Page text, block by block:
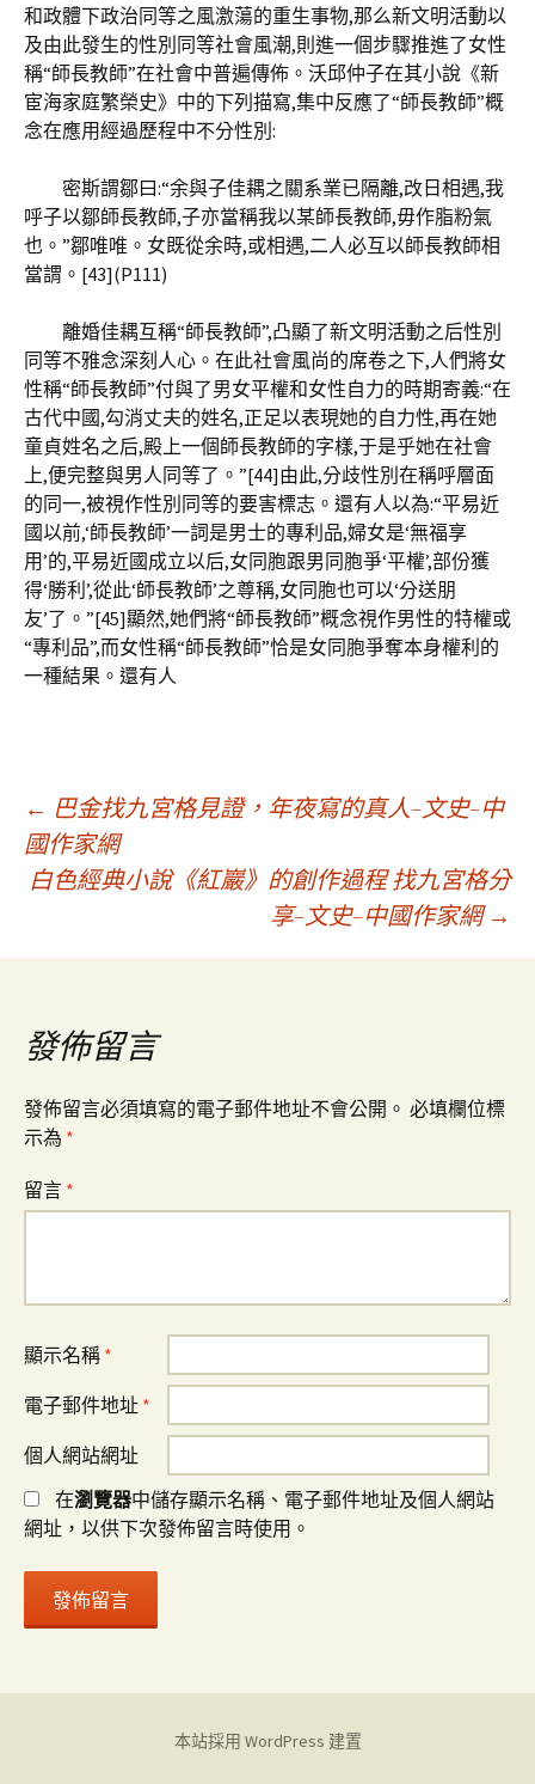
和政體下政治同等之風激蕩的重生事物,那么新文明活動以
及由此發生的性別同等社會風潮,則進一個步驟推進了女性
稱“師長教師”在社會中普遍傳佈。沃邱仲子在其小說《新
宦海家庭繁榮史》中的下列描寫,集中反應了“師長教師”概
念在應用經過歷程中不分性別:
密斯謂鄒曰:“余與子佳耦之關系業已隔離,改日相遇,我
呼子以鄒師長教師,子亦當稱我以某師長教師,毋作脂粉氣
也。”鄒唯唯。女既從余時,或相遇,二人必互以師長教師相
當謂。[43](P111)
離婚佳耦互稱“師長教師”,凸顯了新文明活動之后性別
同等不雅念深刻人心。在此社會風尚的席卷之下,人們將女
性稱“師長教師”付與了男女平權和女性自力的時期寄義:“在
古代中國,勾消丈夫的姓名,正足以表現她的自力性,再在她
童貞姓名之后,殿上一個師長教師的字樣,于是乎她在社會
上,便完整與男人同等了。”[44]由此,分歧性別在稱呼層面
的同一,被視作性別同等的要害標志。還有人以為:“平易近
國以前,‘師長教師’一詞是男士的專利品,婦女是‘無福享
用’的,平易近國成立以后,女同胞跟男同胞爭‘平權’,部份獲
得‘勝利’,從此‘師長教師’之尊稱,女同胞也可以‘分送朋
友’了。”[45]顯然,她們將“師長教師”概念視作男性的特權或
“專利品”,而女性稱“師長教師”恰是女同胞爭奪本身權利的
一種結果。還有人
文
章
導
覽
← 巴金找九宮格見證，年夜寫的真人–文史–中
國作家網
白色經典小說《紅巖》的創作過程 找九宮格分
享–文史–中國作家網 →
發佈留言
發佈留言必須填寫的電子郵件地址不會公開。 必填欄位標
示為 *
留言 *
顯示名稱 *
電子郵件地址 *
個人網站網址
在瀏覽器中儲存顯示名稱、電子郵件地址及個人網站
網址，以供下次發佈留言時使用。
本站採用 WordPress 建置